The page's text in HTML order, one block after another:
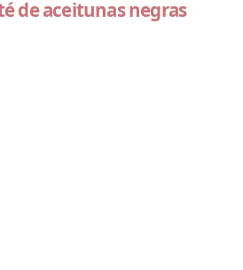
de aceitunas negras